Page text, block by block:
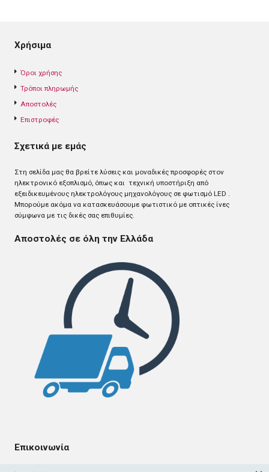
Χρήσιμα
Όροι χρήσης
Τρόποι πληρωμής
Αποστολές
Επιστροφές
Σχετικά με εμάς
Στη σελίδα μας θα βρείτε λύσεις και μοναδικές προσφορές στον
ηλεκτρονικό εξοπλισμό, όπως και τεχνική υποστήριξη από
εξειδικευμένους ηλεκτρολόγους μηχανολόγους σε φωτισμό LED .
Mπορούμε ακόμα να κατασκευάσουμε φωτιστικό με οπτικές ίνες
σύμφωνα με τις δικές σας επιθυμίες.
Αποστολές σε όλη την Ελλάδα
Επικοινωνία